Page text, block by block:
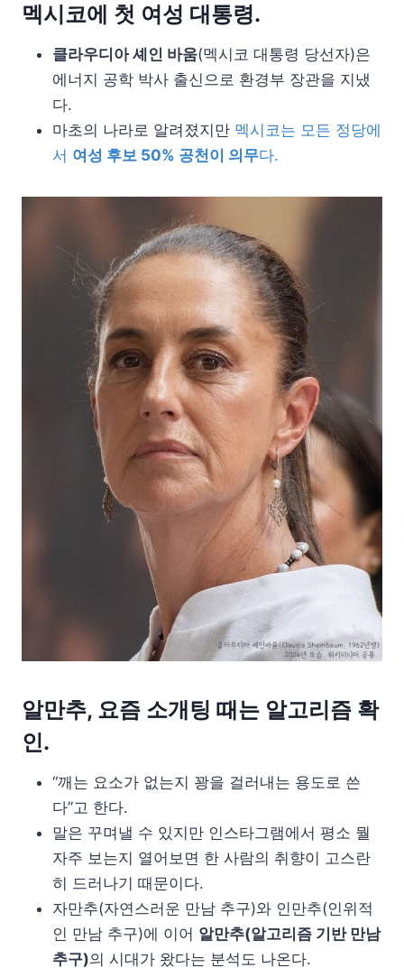
멕시코에 첫 여성 대통령.
클라우디아 셰인 바움(멕시코 대통령 당선자)은
에너지 공학 박사 출신으로 환경부 장관을 지냈
다.
마초의 나라로 알려졌지만 멕시코는 모든 정당에
서 여성 후보 50% 공천이 의무다.
알만추, 요즘 소개팅 때는 알고리즘 확
인.
“깨는 요소가 없는지 꽝을 걸러내는 용도로 쓴
다”고 한다.
말은 꾸며낼 수 있지만 인스타그램에서 평소 뭘
자주 보는지 열어보면 한 사람의 취향이 고스란
히 드러나기 때문이다.
자만추(자연스러운 만남 추구)와 인만추(인위적
인 만남 추구)에 이어 알만추(알고리즘 기반 만남
추구)의 시대가 왔다는 분석도 나온다.